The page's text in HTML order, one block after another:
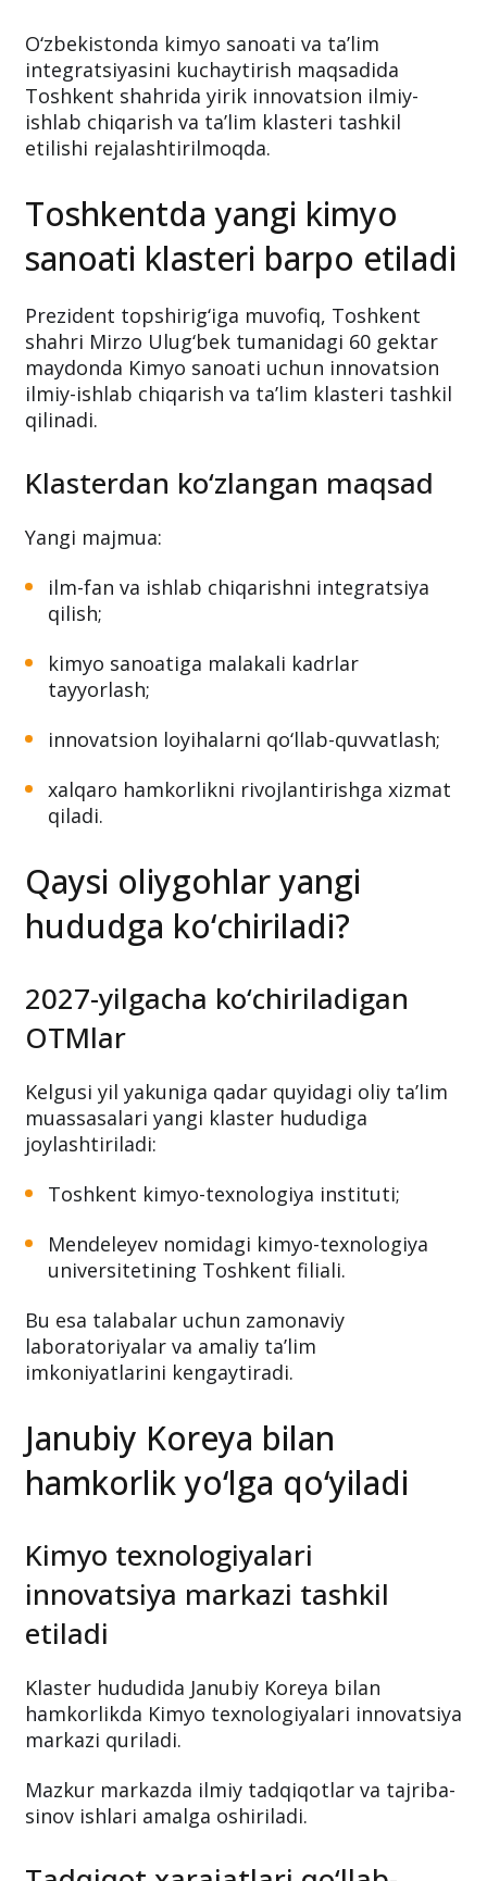
O‘zbekistonda kimyo sanoati va ta’lim
integratsiyasini kuchaytirish maqsadida
Toshkent shahrida yirik innovatsion ilmiy-
ishlab chiqarish va ta’lim klasteri tashkil
etilishi rejalashtirilmoqda.
Toshkentda yangi kimyo
sanoati klasteri barpo etiladi
Prezident topshirig‘iga muvofiq, Toshkent
shahri Mirzo Ulug‘bek tumanidagi 60 gektar
maydonda Kimyo sanoati uchun innovatsion
ilmiy-ishlab chiqarish va ta’lim klasteri tashkil
qilinadi.
Klasterdan ko‘zlangan maqsad
Yangi majmua:
ilm-fan va ishlab chiqarishni integratsiya
qilish;
kimyo sanoatiga malakali kadrlar
tayyorlash;
innovatsion loyihalarni qo‘llab-quvvatlash;
xalqaro hamkorlikni rivojlantirishga xizmat
qiladi.
Qaysi oliygohlar yangi
hududga ko‘chiriladi?
2027-yilgacha ko‘chiriladigan
OTMlar
Kelgusi yil yakuniga qadar quyidagi oliy ta’lim
muassasalari yangi klaster hududiga
joylashtiriladi:
Toshkent kimyo-texnologiya instituti;
Mendeleyev nomidagi kimyo-texnologiya
universitetining Toshkent filiali.
Bu esa talabalar uchun zamonaviy
laboratoriyalar va amaliy ta’lim
imkoniyatlarini kengaytiradi.
Janubiy Koreya bilan
hamkorlik yo‘lga qo‘yiladi
Kimyo texnologiyalari
innovatsiya markazi tashkil
etiladi
Klaster hududida Janubiy Koreya bilan
hamkorlikda Kimyo texnologiyalari innovatsiya
markazi quriladi.
Mazkur markazda ilmiy tadqiqotlar va tajriba-
sinov ishlari amalga oshiriladi.